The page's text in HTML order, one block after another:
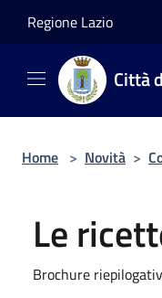
Regione Lazio
Città
Home > Novità >
Le
Brochure